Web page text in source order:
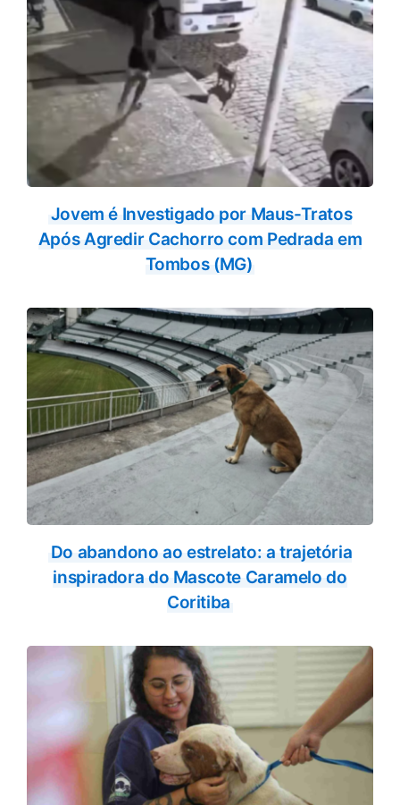
Jovem é Investigado por Maus-Tratos
Após Agredir Cachorro com Pedrada em
Tombos (MG)
Do abandono ao estrelato: a trajetória
inspiradora do Mascote Caramelo do
Coritiba